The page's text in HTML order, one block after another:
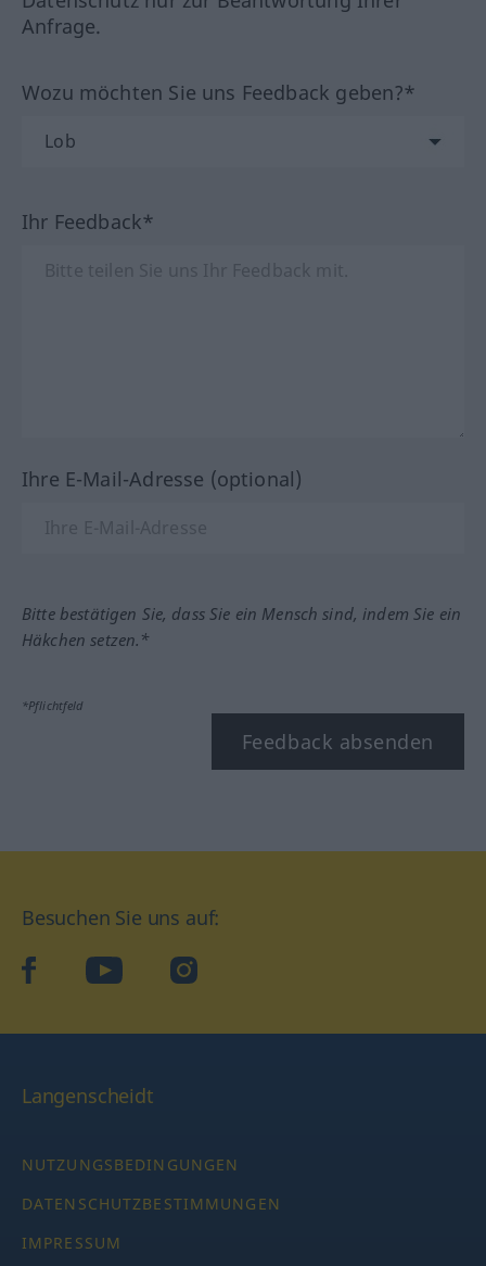
Anfrage.
Wozu möchten Sie uns Feedback geben?*
Ihr Feedback*
Ihre E-Mail-Adresse (optional)
Bitte bestätigen Sie, dass Sie ein Mensch sind, indem Sie ein
Häkchen setzen.*
*Pflichtfeld
Feedback absenden
Besuchen Sie uns auf:
facebookYouTube Instagram
Langenscheidt
NUTZUNGSBEDINGUNGEN
DATENSCHUTZBESTIMMUNGEN
IMPRESSUM